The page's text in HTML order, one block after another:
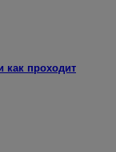
как проходит